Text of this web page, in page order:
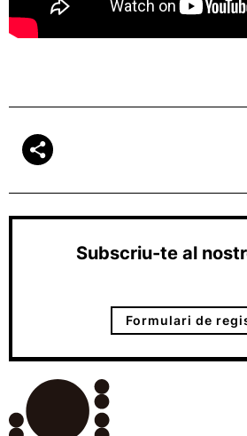
Subscriu-te al
Formulari de